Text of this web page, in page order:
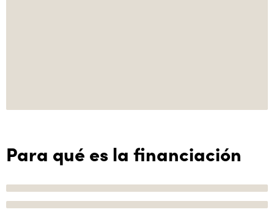
Para qué es la financiación